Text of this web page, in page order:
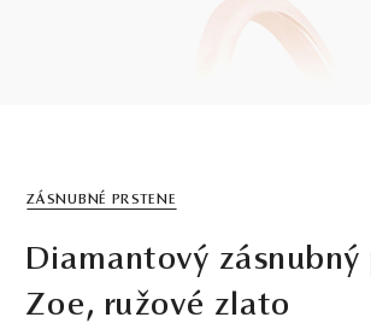
ZÁSNUBNÉ PRSTENE
Diamantový zásnubný
Zoe, ružové zlato